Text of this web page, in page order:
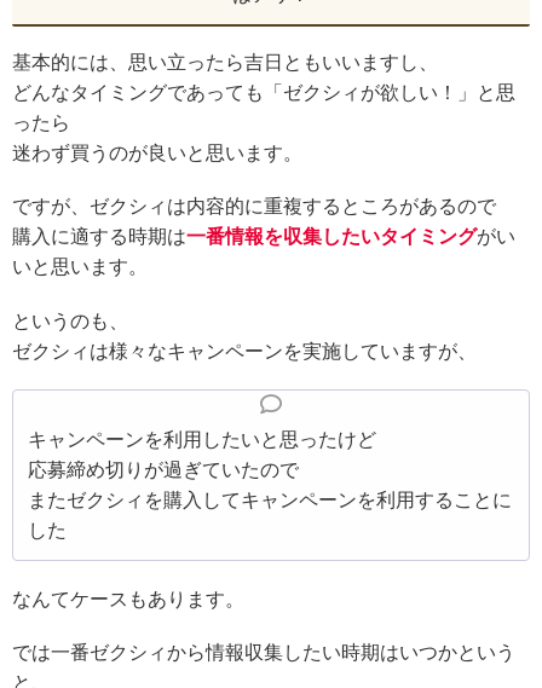
基本的には、思い立ったら吉日ともいいますし、
どんなタイミングであっても「ゼクシィが欲しい！」と思
ったら
迷わず買うのが良いと思います。
ですが、ゼクシィは内容的に重複するところがあるので
購入に適する時期は一番情報を収集したいタイミングがい
いと思います。
というのも、
ゼクシィは様々なキャンペーンを実施していますが、
キャンペーンを利用したいと思ったけど
応募締め切りが過ぎていたので
またゼクシィを購入してキャンペーンを利用することに
した
なんてケースもあります。
では一番ゼクシィから情報収集したい時期はいつかという
と、